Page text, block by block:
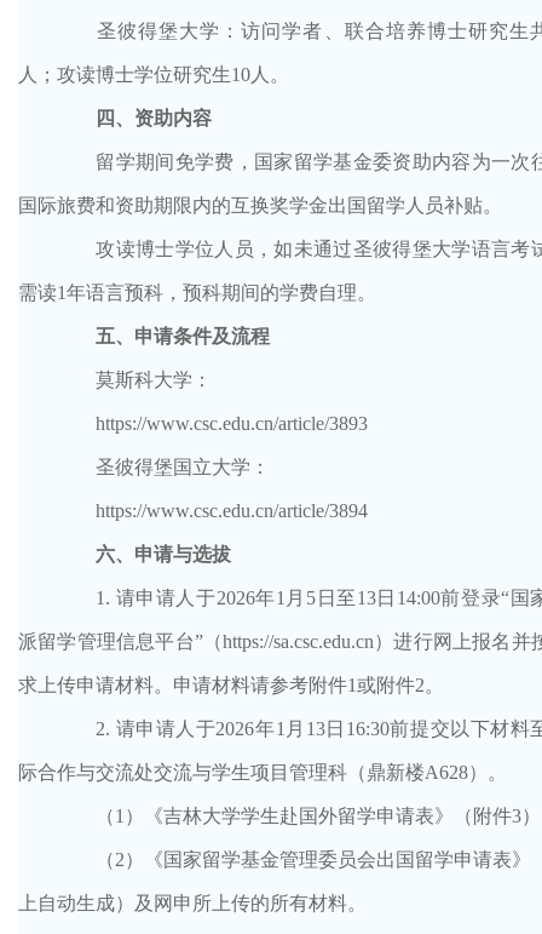
圣彼得堡大学：访问学者、联合培养博士研究生
人；攻读博士学位研究生10人。
四、资助内容
留学期间免学费，国家留学基金委资助内容为一次
国际旅费和资助期限内的互换奖学金出国留学人员补贴。
攻读博士学位人员，如未通过圣彼得堡大学语言考
需读1年语言预科，预科期间的学费自理。
五、申请条件及流程
莫斯科大学：
https://www.csc.edu.cn/article/3893
圣彼得堡国立大学：
https://www.csc.edu.cn/article/3894
六、申请与选拔
1. 请申请人于2026年1月5日至13日14:00前登录“国
派留学管理信息平台”（https://sa.csc.edu.cn）进行网上报名并
求上传申请材料。申请材料请参考附件1或附件2。
2. 请申请人于2026年1月13日16:30前提交以下材料
际合作与交流处交流与学生项目管理科（鼎新楼A628）。
（1）《吉林大学学生赴国外留学申请表》（附件3
（2）《国家留学基金管理委员会出国留学申请表》
上自动生成）及网申所上传的所有材料。